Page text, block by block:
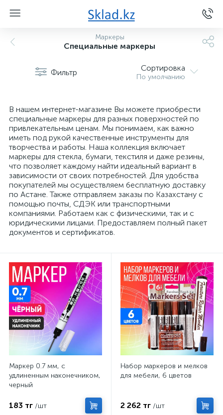
Маркеры
Специальные маркеры
Фильтр Сортировка
По умолчанию
В нашем интернет-магазине Вы можете приобрести
специальные маркеры для разных поверхностей по
привлекательным ценам. Мы понимаем, как важно
иметь под рукой качественные инструменты для
творчества и работы. Наша коллекция включает
маркеры для стекла, бумаги, текстиля и даже резины,
что позволяет каждому найти идеальный вариант в
зависимости от своих потребностей. Для удобства
покупателей мы осуществляем бесплатную доставку
по Астане. Также отправляем заказы по Казахстану с
помощью почты, СДЭК или транспортными
компаниями. Работаем как с физическими, так и с
юридическими лицами. Предоставляем полный пакет
документов и сертификатов.
Маркер 0.7 мм, с
удлиненным наконечником,
черный
183 тг /шт
Набор маркеров и мелков
для мебели, 6 цветов
2 262 тг /шт